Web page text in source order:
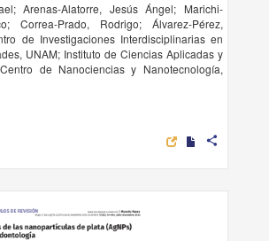
Arenas-Alatorre, Jesús Ángel; Marichi-
Correa-Prado, Rodrigo; Álvarez-Pérez,
de Investigaciones Interdisciplinarias en
UNAM; Instituto de Ciencias Aplicadas y
de Nanociencias y Nanotecnología,
share